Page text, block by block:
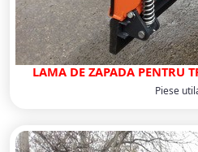
LAMA DE ZAPADA PENTRU
Piese